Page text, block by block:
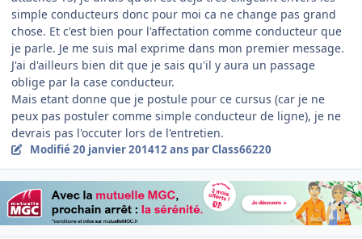
simple conducteurs donc pour moi ca ne change pas grand
chose. Et c'est bien pour l'affectation comme conducteur que
je parle. Je me suis mal exprime dans mon premier message.
J'ai d'ailleurs bien dit que je sais qu'il y aura un passage
oblige par la case conducteur.
Mais etant donne que je postule pour ce cursus (car je ne
peux pas postuler comme simple conducteur de ligne), je ne
devrais pas l'occuter lors de l'entretien.
Modifié20 janvier 201412 ans par Class66220